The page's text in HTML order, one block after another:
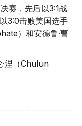
赛，先后以3:1战
3:0击败美国选手
）和安德鲁·曹
涅（Chulun